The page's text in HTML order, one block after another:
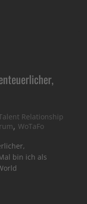
Relationship
,WoTaFo
bin ich als